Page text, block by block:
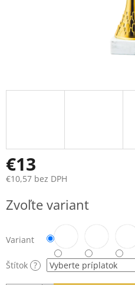
€13
€10,57 bez DPH
cena:
Zvoľte variant
Variant
Štítok ?